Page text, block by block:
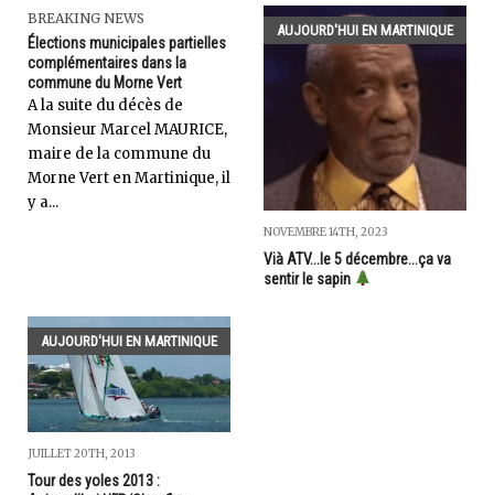
BREAKING NEWS
Élections municipales partielles
complémentaires dans la
commune du Morne Vert
A la suite du décès de
Monsieur Marcel MAURICE,
maire de la commune du
Morne Vert en Martinique, il
y a...
AUJOURD'HUI EN MARTINIQUE
NOVEMBRE 14TH, 2023
Vià ATV...le 5 décembre...ça va
sentir le sapin
AUJOURD'HUI EN MARTINIQUE
JUILLET 20TH, 2013
Tour des yoles 2013 :